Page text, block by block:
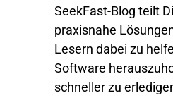
SeekFast-Blog teilt
praxisnahe
Lesern dabei zu
Software
schneller zu